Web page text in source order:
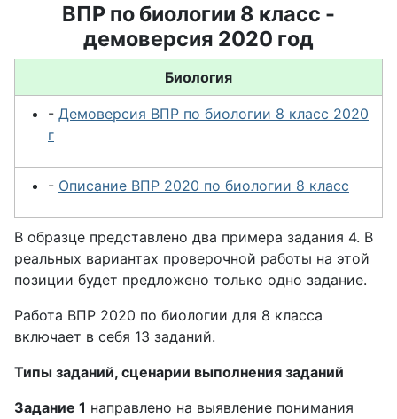
ВПР по биологии 8 класс -
демоверсия 2020 год
Биология
- Демоверсия ВПР по биологии 8 класс 2020
г
- Описание ВПР 2020 по биологии 8 класс
В образце представлено два примера задания 4. В
реальных вариантах проверочной работы на этой
позиции будет предложено только одно задание.
Работа ВПР 2020 по биологии для 8 класса
включает в себя 13 заданий.
Типы заданий, сценарии выполнения заданий
Задание 1 направлено на выявление понимания